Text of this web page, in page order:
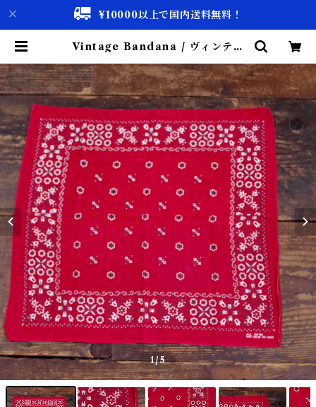
¥10000以上で国内送料無料！
Vintage Bandana / ヴィンテー
cco【古着 & Vintage 通販】
1/5